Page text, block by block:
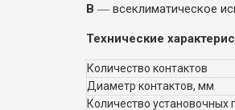
В ― всеклиматическое
Технические
Количество контактов
Диаметр контактов, мм
Количество установочных